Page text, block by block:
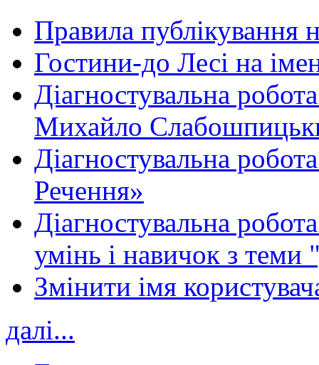
Правила публікування
Гостини-до Лесі на
Діагностувальна
Михайло
Діагностувальна
Речення»
Діагностувальна
умінь і навичок з теми
Змінити імя
далі...